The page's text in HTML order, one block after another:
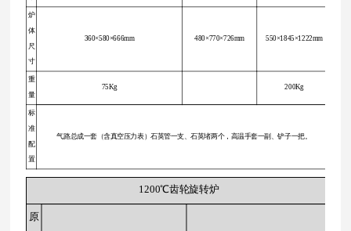
炉
体
尺
寸
360×580×666mm 480×770×726mm 550×1845×1222mm
重
量
75Kg 200Kg
标
准
配
置
气路总成一套（含真空压力表）石英管一支、石英堵两个，高温手套一副、铲子一把。
1200℃齿轮旋转炉
原